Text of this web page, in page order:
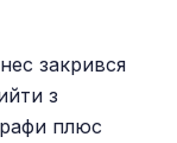
закрився
з
плюс